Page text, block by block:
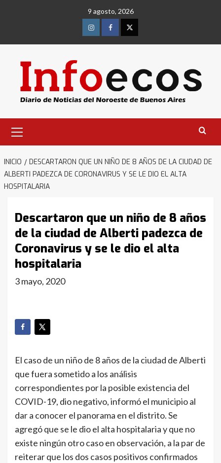
9 agosto, 2026
InstagramFacebookTwitter
primario
INICIO
DESCARTARON QUE UN NIÑO DE 8 AÑOS DE LA CIUDAD DE
ALBERTI PADEZCA DE CORONAVIRUS Y SE LE DIO EL ALTA
HOSPITALARIA
Descartaron que un niño de 8 años
de la ciudad de Alberti padezca de
Coronavirus y se le dio el alta
hospitalaria
3 mayo, 2020
El caso de un niño de 8 años de la ciudad de Alberti
que fuera sometido a los análisis
correspondientes por la posible existencia del
COVID-19, dio negativo, informó el municipio al
dar a conocer el panorama en el distrito. Se
agregó que se le dio el alta hospitalaria y que no
existe ningún otro caso en observación, a la par de
reiterar que los dos casos positivos confirmados